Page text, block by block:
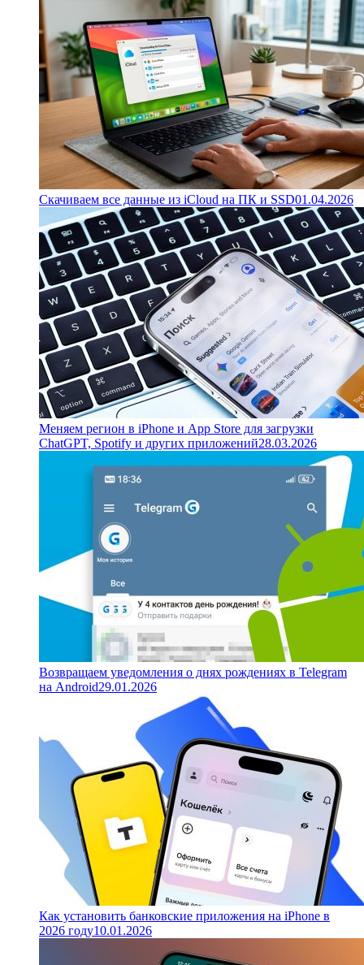
Скачиваем все данные из iCloud на ПК и SSD01.04.2026
Меняем регион в iPhone и App Store для загрузки
ChatGPT, Spotify и других приложений28.03.2026
Возвращаем уведомления о днях рождениях в Telegram
на Android29.01.2026
Как установить банковские приложения на iPhone в
2026 году10.01.2026